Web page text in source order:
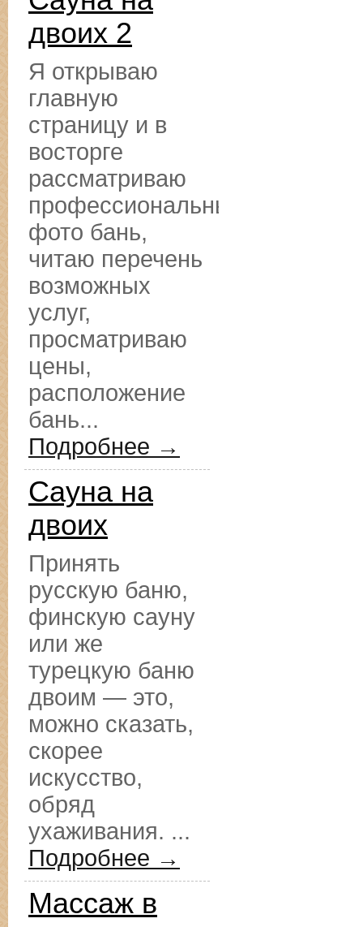
двоих 2
Я открываю
главную
страницу и в
восторге
рассматриваю
профессиональные
фото бань,
читаю перечень
возможных
услуг,
просматриваю
цены,
расположение
бань...
Подробнее →
Сауна на
двоих
Принять
русскую баню,
финскую сауну
или же
турецкую баню
двоим — это,
можно сказать,
скорее
искусство,
обряд
ухаживания. ...
Подробнее →
Массаж в